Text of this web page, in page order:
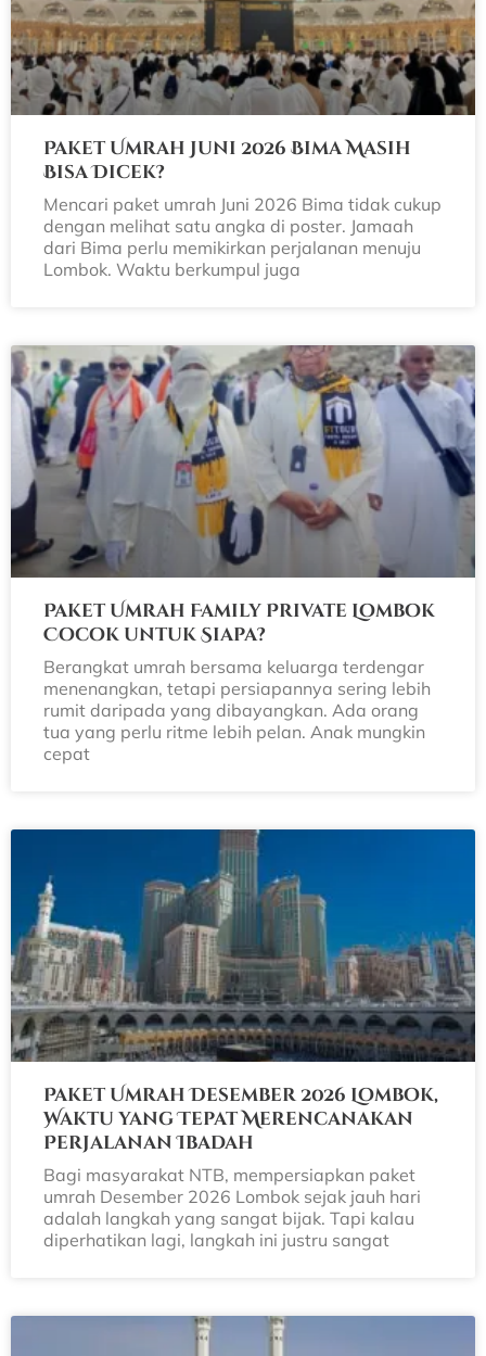
Paket Umrah Juni 2026 Bima Masih
Bisa Dicek?
Mencari paket umrah Juni 2026 Bima tidak cukup
dengan melihat satu angka di poster. Jamaah
dari Bima perlu memikirkan perjalanan menuju
Lombok. Waktu berkumpul juga
Paket Umrah Family Private Lombok
Cocok untuk Siapa?
Berangkat umrah bersama keluarga terdengar
menenangkan, tetapi persiapannya sering lebih
rumit daripada yang dibayangkan. Ada orang
tua yang perlu ritme lebih pelan. Anak mungkin
cepat
Paket Umrah Desember 2026 Lombok,
Waktu yang Tepat Merencanakan
Perjalanan Ibadah
Bagi masyarakat NTB, mempersiapkan paket
umrah Desember 2026 Lombok sejak jauh hari
adalah langkah yang sangat bijak. Tapi kalau
diperhatikan lagi, langkah ini justru sangat